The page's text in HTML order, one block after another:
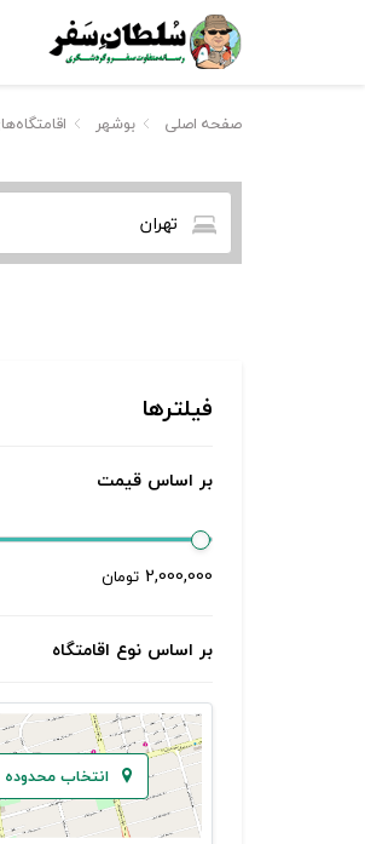
صفحه اصلی بوشهر
تهران
فیلترها
بر اساس قیمت
2,000,000 تومان
بر اساس نوع اقامتگاه
انتخاب محدوده